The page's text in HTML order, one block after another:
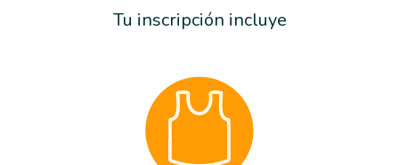
Tu inscripción incluye